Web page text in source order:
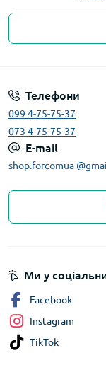
Телефони
099 4-75-75-37
073 4-75-75-37
E-mail
shop.forcomua
Ми у
Facebook
Instagram
TikTok